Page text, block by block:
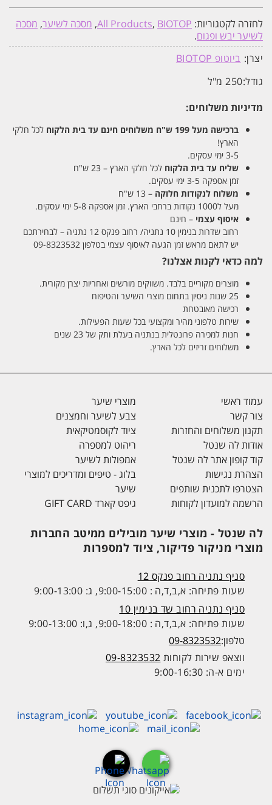
לחזרה לקטגוריות: All Products, BIOTOP
, מסכה לשיער, מסכה
לשיער יבש ופגום.
יצרן: ביוטופ BIOTOP
גודל:250 מ"ל
מדיניות משלוחים:
ברכישה מעל 199 ש"ח משלוחים חינם עד בית הלקוח לכל חלקי
הארץ!
3-5 ימי עסקים.
שליח עד בית הלקוח לכל חלקי הארץ – 23 ש"ח
זמן אספקה 3-5 ימי עסקים.
משלוח לנקודות חלוקה – 13 ש"ח
מעל ל1000 נקודות ברחבי הארץ. זמן אספקה 5-8 ימי עסקים.
איסוף עצמי – חינם
רחוב שדרות בנימין 10 נתניה/ רחוב פנקס 12 נתניה – לבחירתכם
יש לתאם מראש זמן הגעה לאיסוף עצמי בטלפון 09-8323532
למה כדאי לקנות אצלנו?
מוצרים מקוריים בלבד. משווקים מורשים ואחריות יצרן מקורית.
25 שנות ניסיון בתחום מוצרי השיער והטיפוח
רכישה מאובטחת
שירות טלפוני מהיר ומקצועי בכל שעות הפעילות.
חנות למכירה פרונטלית בנתניה בעלת ותק של 23 שנים
משלוחים זריזים לכל הארץ.
עמוד ראשי
צור קשר
תקנון משלוחים והחזרות
אודות לה שנטל
קוד קופון אתר לה שנטל
הצהרת נגישות
הצטרפו לתכנית שותפים
הרשמה למועדון לקוחות
מוצרי שיער
צבע לשיער וחמצנים
ציוד לקוסמטיקאית
ריהוט למספרה
אמפולות לשיער
בלוג - טיפים ומדריכים למוצרי
שיער
גיפט קארד GIFT CARD
לה שנטל - מוצרי שיער מובילים ממיטב החברות
מוצרי מניקור פדיקור, ציוד למספרות
סניף נתניה רחוב פנקס 12
שעות פתיחה: א,ב,ד,ה : 9:00-15:00, ג: 9:00-13:00
סניף נתניה רחוב שד בנימין 10
שעות פתיחה: א,ב,ד,ה : 9:00-18:00, ג,ו: 9:00-13:00
טלפון:09-8323532
ווצאפ שירות לקוחות 09-8323532
ימים א-ה: 9:00-16:30